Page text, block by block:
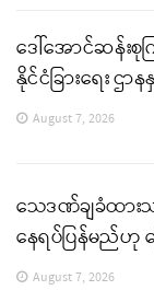
ဒေါ်အောင်ဆန်းစု
နိုင်ငံခြားရေး ဌ
August 7, 2026
သေဒဏ်ချခံထား
နေရပ်ပြန်မည်ဟု
August 7, 2026